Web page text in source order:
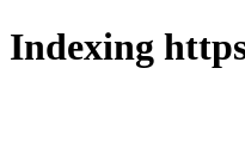
Indexing